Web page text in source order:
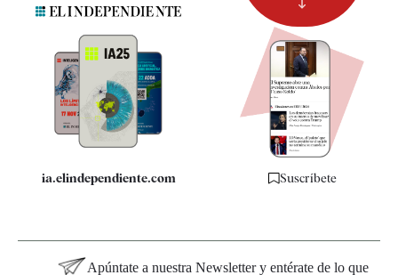
Quiénes somos
Especificaciones
ia.elindependiente.com Suscríbete
Apúntate a nuestra Newsletter y entérate de lo que